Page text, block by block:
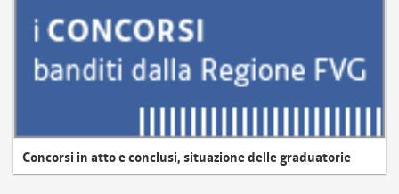
Concorsi in atto e conclusi, situazione delle graduatorie